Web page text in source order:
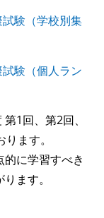
験（学校別集
験（個人ラン
1回、第2回、
ます。
に学習すべき
ます。